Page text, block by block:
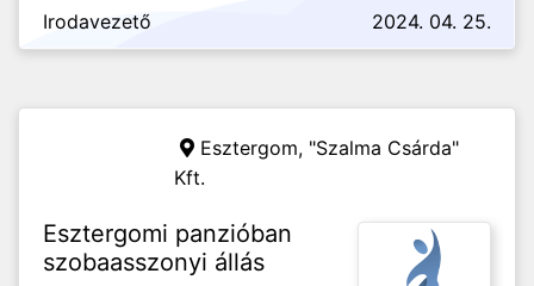
Irodavezető 2024. 04. 25.
Esztergom, "Szalma Csárda"
Kft.
Esztergomi panzióban
szobaasszonyi állás